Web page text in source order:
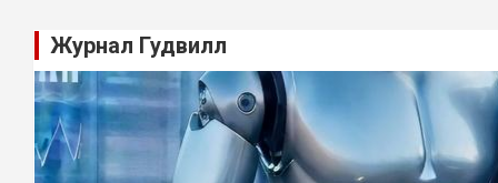
Журнал Гудвилл